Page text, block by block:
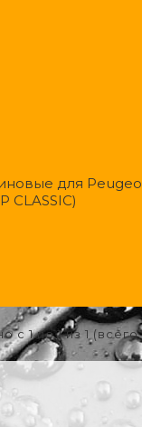
для
CLASSIC)
с 1 по 1 из 1